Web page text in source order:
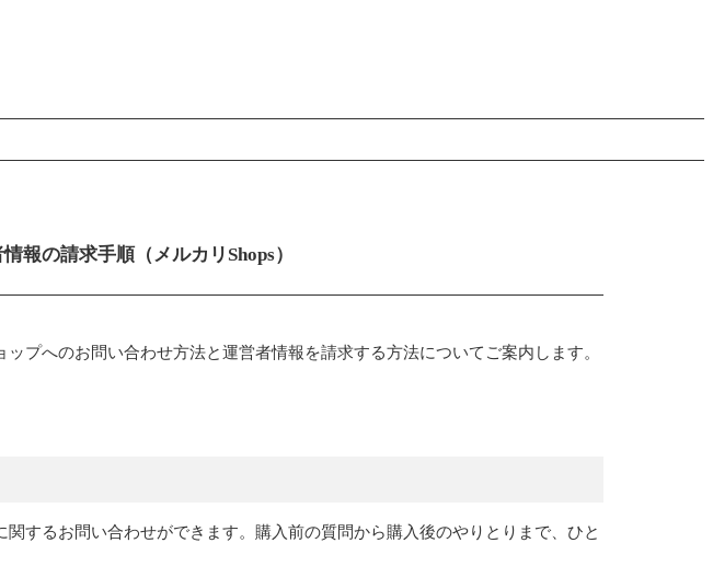
報の請求手順（メルカリShops）
プへのお問い合わせ方法と運営者情報を請求する方法についてご案内します。
関するお問い合わせができます。購入前の質問から購入後のやりとりまで、ひと